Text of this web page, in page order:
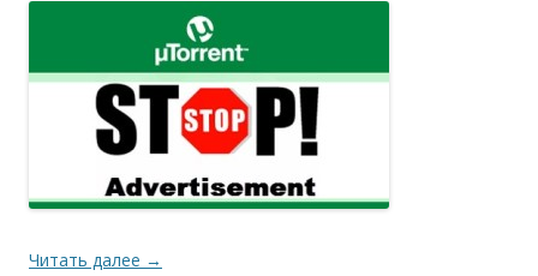
Читать далее →